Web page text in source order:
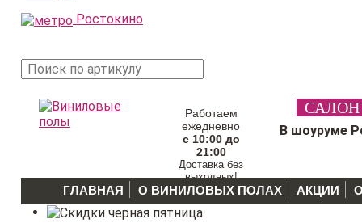
Ростокино
Работаем
ежедневно
с 10:00 до
21:00
Доставка без
выходных!
В шоуруме
ГЛАВНАЯ О ВИНИЛОВЫХ ПОЛАХ АКЦИИ